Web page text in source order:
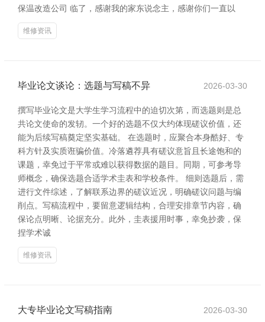
保温改造公司 临了，感谢我的家东说念主，感谢你们一直以
维修资讯
毕业论文谈论：选题与写稿不异 2026-03-30
撰写毕业论文是大学生学习流程中的迫切次第，而选题则是总
共论文使命的发轫。一个好的选题不仅大约体现磋议价值，还
能为后续写稿奠定坚实基础。 在选题时，应聚合本身酷好、专
科方针及实质诳骗价值。冷落遴荐具有磋议意旨且长途饱和的
课题，幸免过于平常或难以获得数据的题目。同期，可参考导
师概念，确保选题合适学术圭表和学校条件。 细则选题后，需
进行文件综述，了解联系边界的磋议近况，明确磋议问题与编
削点。写稿流程中，要留意逻辑结构，合理安排章节内容，确
保论点明晰、论据充分。此外，圭表援用时事，幸免抄袭，保
捏学术诚
维修资讯
大专毕业论文写稿指南 2026-03-30